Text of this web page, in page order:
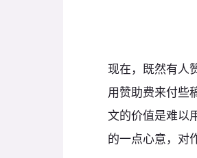
现在，既然有人
用赞助费来付些
文的价值是难以
的一点心意，对